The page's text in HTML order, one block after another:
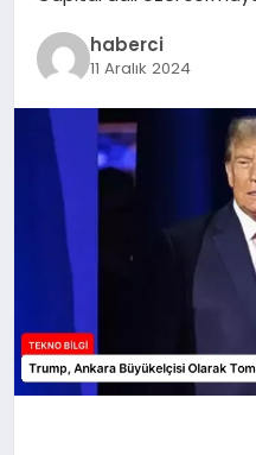
haberci
11 Aralık 2024